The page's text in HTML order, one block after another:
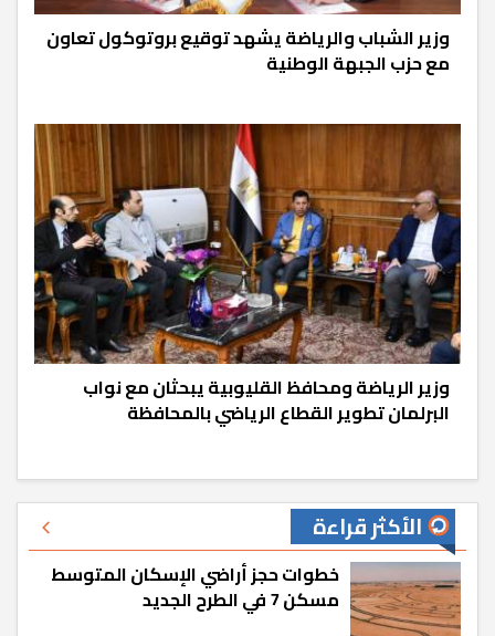
وزير الشباب والرياضة يشهد توقيع بروتوكول تعاون
مع حزب الجبهة الوطنية
وزير الرياضة ومحافظ القليوبية يبحثان مع نواب
البرلمان تطوير القطاع الرياضي بالمحافظة
الأكثر قراءة
خطوات حجز أراضي الإسكان المتوسط
مسكن 7 في الطرح الجديد